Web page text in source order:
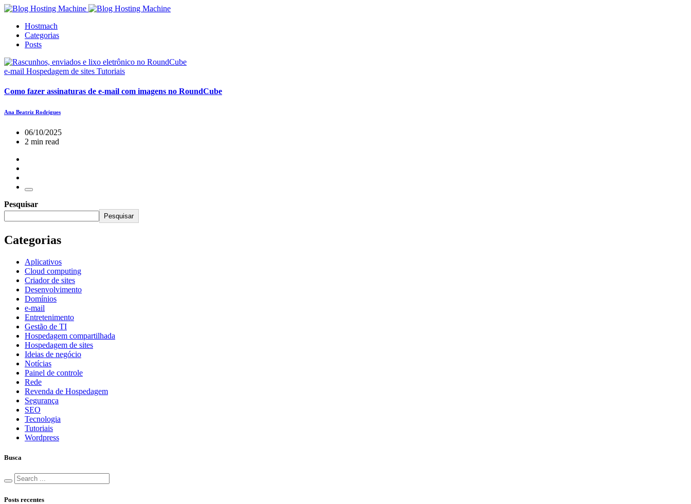
Hostmach
Categorias
Posts
e-mail Hospedagem de sites Tutoriais
Como fazer assinaturas de e-mail com imagens no RoundCube
Ana Beatriz Rodrigues
06/10/2025
2 min read
Pesquisar
Pesquisar
Categorias
Aplicativos
Cloud computing
Criador de sites
Desenvolvimento
Domínios
e-mail
Entretenimento
Gestão de TI
Hospedagem compartilhada
Hospedagem de sites
Ideias de negócio
Notícias
Painel de controle
Rede
Revenda de Hospedagem
Segurança
SEO
Tecnologia
Tutoriais
Wordpress
Busca
Posts recentes